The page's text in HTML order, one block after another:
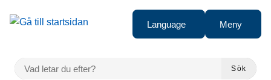
Gå till innehåll
till sidomeny
Language Meny
VAD LETAR DU EFTER?
Sök